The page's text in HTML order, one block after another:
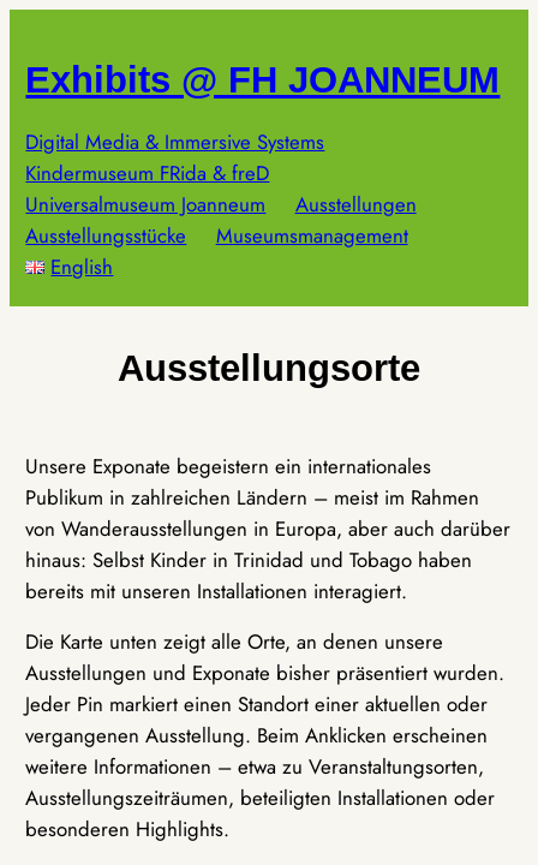
springen
Exhibits @ FH JOANNEUM
Digital Media & Immersive Systems
Kindermuseum FRida & freD
Universalmuseum Joanneum
Ausstellungen
Ausstellungsstücke
Museumsmanagement
English
Ausstellungsorte
Unsere Exponate begeistern ein internationales
Publikum in zahlreichen Ländern – meist im Rahmen
von Wanderausstellungen in Europa, aber auch darüber
hinaus: Selbst Kinder in Trinidad und Tobago haben
bereits mit unseren Installationen interagiert.
Die Karte unten zeigt alle Orte, an denen unsere
Ausstellungen und Exponate bisher präsentiert wurden.
Jeder Pin markiert einen Standort einer aktuellen oder
vergangenen Ausstellung. Beim Anklicken erscheinen
weitere Informationen – etwa zu Veranstaltungsorten,
Ausstellungszeiträumen, beteiligten Installationen oder
besonderen Highlights.